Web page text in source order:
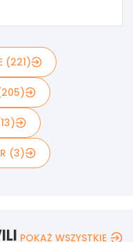
(221)
(3)
POKAŻ WSZYSTKIE